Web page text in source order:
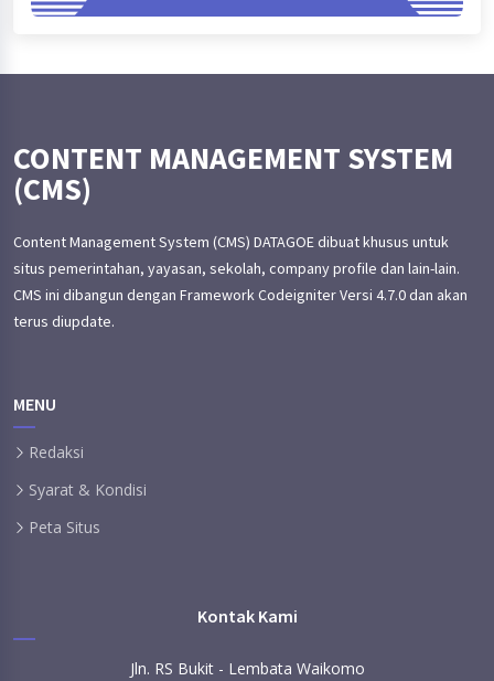
CONTENT MANAGEMENT SYSTEM
(CMS)
Content Management System (CMS) DATAGOE dibuat khusus untuk
situs pemerintahan, yayasan, sekolah, company profile dan lain-lain.
CMS ini dibangun dengan Framework Codeigniter Versi 4.7.0 dan akan
terus diupdate.
MENU
Redaksi
Syarat & Kondisi
Peta Situs
Kontak Kami
Jln. RS Bukit - Lembata Waikomo